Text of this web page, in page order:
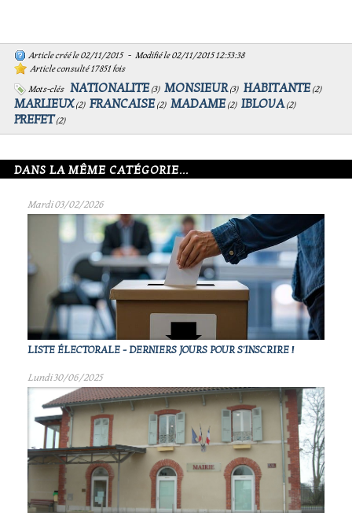
Article créé le 02/11/2015 - Modifié le 02/11/2015 12:53:38
Article consulté 17851 fois
Mots-clés
NATIONALITE (3) MONSIEUR(3) HABITANTE (2)
MARLIEUX(2) FRANCAISE (2) MADAME (2) IBLOVA(2)
PREFET (2)
DANS LA MÊME CATÉGORIE...
Mardi 03/02/2026
LISTE ÉLECTORALE - DERNIERS JOURS POUR S'INSCRIRE !
Lundi 30/06/2025